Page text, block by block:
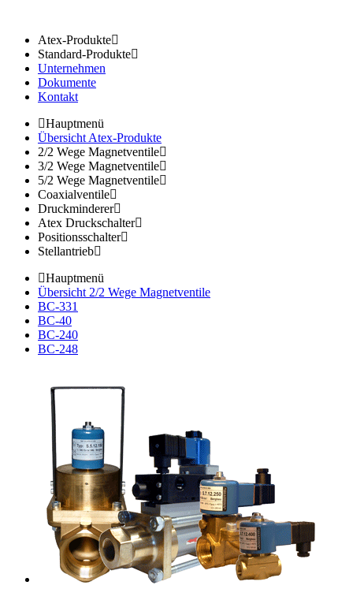
Atex-Produkte
Standard-Produkte
Unternehmen
Dokumente
Kontakt
Hauptmenü
Übersicht Atex-Produkte
2/2 Wege Magnetventile
3/2 Wege Magnetventile
5/2 Wege Magnetventile
Coaxialventile
Druckminderer
Atex Druckschalter
Positionsschalter
Stellantrieb
Hauptmenü
Übersicht 2/2 Wege Magnetventile
BC-331
BC-40
BC-240
BC-248